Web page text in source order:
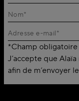
*Champ obligatoire
J’accepte que
afin de m’envoyer